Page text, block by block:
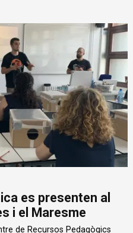
es presenten al
i el Maresme
de Recursos Pedagògics